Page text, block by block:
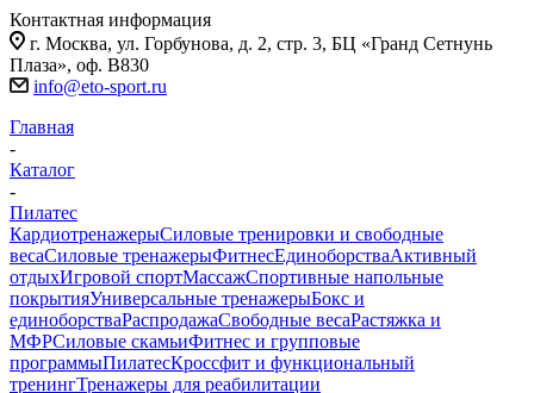
Контактная информация
г. Москва, ул. Горбунова, д. 2, стр. 3, БЦ «Гранд Сетнунь
Плаза», оф. В830
info@eto-sport.ru
Главная
-
Каталог
-
Пилатес
КардиотренажерыСиловые тренировки и свободные
весаСиловые тренажерыФитнесЕдиноборстваАктивный
отдыхИгровой спортМассажСпортивные напольные
покрытияУниверсальные тренажерыБокс и
единоборстваРаспродажаСвободные весаРастяжка и
МФРСиловые скамьиФитнес и групповые
программыПилатесКроссфит и функциональный
тренингТренажеры для реабилитации